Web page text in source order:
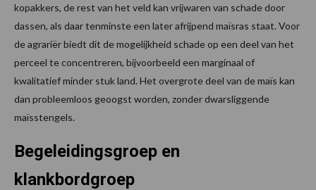
kopakkers, de rest van het veld kan vrijwaren van schade door
dassen, als daar tenminste een later afrijpend maïsras staat. Voor
de agrariër biedt dit de mogelijkheid schade op een deel van het
perceel te concentreren, bijvoorbeeld een marginaal of
kwalitatief minder stuk land. Het overgrote deel van de maïs kan
dan probleemloos geoogst worden, zonder dwarsliggende
maïsstengels.
Begeleidingsgroep en
klankbordgroep